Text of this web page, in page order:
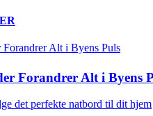
Forandrer Alt i Byens